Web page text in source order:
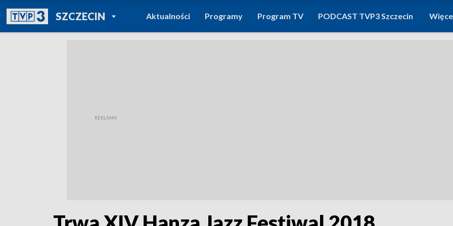
SZCZECINPOWRÓT DO
TVP REGIONY
Aktualności Programy Program TV PODCAST TVP3 Szczecin